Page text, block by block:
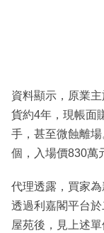
資料顯示，原業
貨約4年，現帳面
手，甚至微蝕離
個，入場價830萬
代理透露，買家
透過利嘉閣平台
屋苑後，見上述